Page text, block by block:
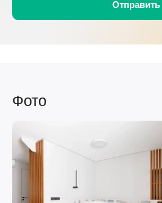
Фото